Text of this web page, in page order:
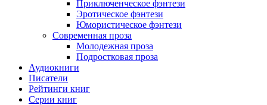
Приключенческое фэнтези
Эротическое фэнтези
Юмористическое фэнтези
Современная проза
Молодежная проза
Подростковая проза
Аудиокниги
Писатели
Рейтинги книг
Серии книг